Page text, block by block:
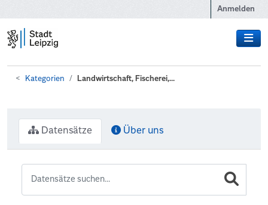
Anmelden
Kategorien Landwirtschaft, Fischerei,...
Datensätze Über uns